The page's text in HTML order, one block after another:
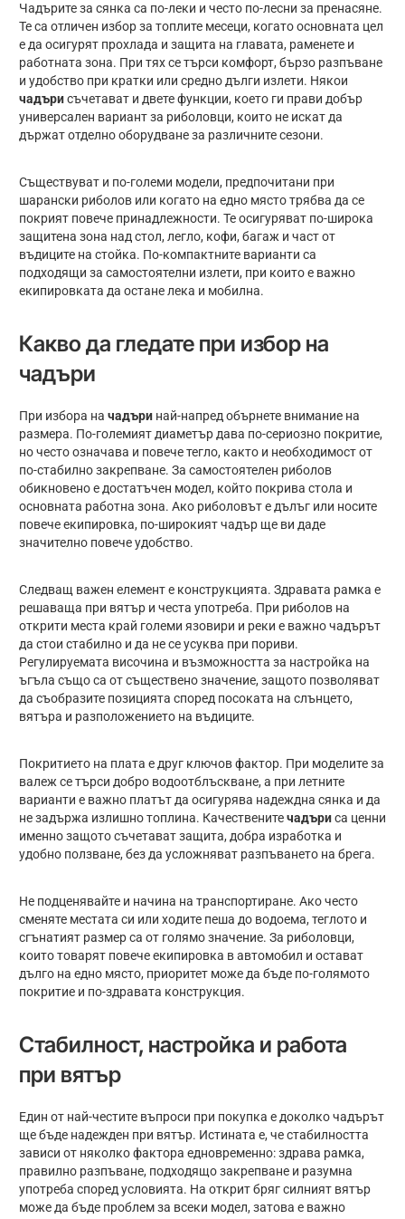
Чадърите за сянка са по-леки и често по-лесни за пренасяне.
Те са отличен избор за топлите месеци, когато основната цел
е да осигурят прохлада и защита на главата, раменете и
работната зона. При тях се търси комфорт, бързо разпъване
и удобство при кратки или средно дълги излети. Някои
чадърисъчетават и двете функции, което ги прави добър
универсален вариант за риболовци, които не искат да
държат отделно оборудване за различните сезони.
Съществуват и по-големи модели, предпочитани при
шарански риболов или когато на едно място трябва да се
покрият повече принадлежности. Те осигуряват по-широка
защитена зона над стол, легло, кофи, багаж и част от
въдиците на стойка. По-компактните варианти са
подходящи за самостоятелни излети, при които е важно
екипировката да остане лека и мобилна.
Какво да гледате при избор на
чадъри
При избора на чадъри най-напред обърнете внимание на
размера. По-големият диаметър дава по-сериозно покритие,
но често означава и повече тегло, както и необходимост от
по-стабилно закрепване. За самостоятелен риболов
обикновено е достатъчен модел, който покрива стола и
основната работна зона. Ако риболовът е дълъг или носите
повече екипировка, по-широкият чадър ще ви даде
значително повече удобство.
Следващ важен елемент е конструкцията. Здравата рамка е
решаваща при вятър и честа употреба. При риболов на
открити места край големи язовири и реки е важно чадърът
да стои стабилно и да не се усуква при пориви.
Регулируемата височина и възможността за настройка на
ъгъла също са от съществено значение, защото позволяват
да съобразите позицията според посоката на слънцето,
вятъра и разположението на въдиците.
Покритието на плата е друг ключов фактор. При моделите за
валеж се търси добро водоотблъскване, а при летните
варианти е важно платът да осигурява надеждна сянка и да
не задържа излишно топлина. Качественитечадъриса ценни
именно защото съчетават защита, добра изработка и
удобно ползване, без да усложняват разпъването на брега.
Не подценявайте и начина на транспортиране. Ако често
сменяте местата си или ходите пеша до водоема, теглото и
сгънатият размер са от голямо значение. За риболовци,
които товарят повече екипировка в автомобил и остават
дълго на едно място, приоритет може да бъде по-голямото
покритие и по-здравата конструкция.
Стабилност, настройка и работа
при вятър
Един от най-честите въпроси при покупка е доколко чадърът
ще бъде надежден при вятър. Истината е, че стабилността
зависи от няколко фактора едновременно: здрава рамка,
правилно разпъване, подходящо закрепване и разумна
употреба според условията. На открит бряг силният вятър
може да бъде проблем за всеки модел, затова е важно